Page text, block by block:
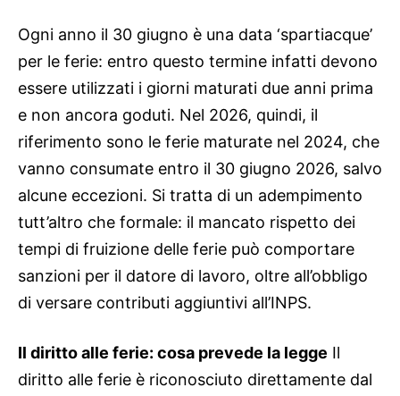
Ogni anno il 30 giugno è una data ‘spartiacque’
per le ferie: entro questo termine infatti devono
essere utilizzati i giorni maturati due anni prima
e non ancora goduti. Nel 2026, quindi, il
riferimento sono le ferie maturate nel 2024, che
vanno consumate entro il 30 giugno 2026, salvo
alcune eccezioni. Si tratta di un adempimento
tutt’altro che formale: il mancato rispetto dei
tempi di fruizione delle ferie può comportare
sanzioni per il datore di lavoro, oltre all’obbligo
di versare contributi aggiuntivi all’INPS.
Il diritto alle ferie: cosa prevede la legge Il
diritto alle ferie è riconosciuto direttamente dal